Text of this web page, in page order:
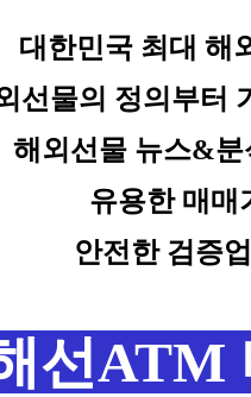
대한민국 최대 해
선물의 정의부터
해외선물 뉴스&
유용한 매매
안전한 검증
선ATM